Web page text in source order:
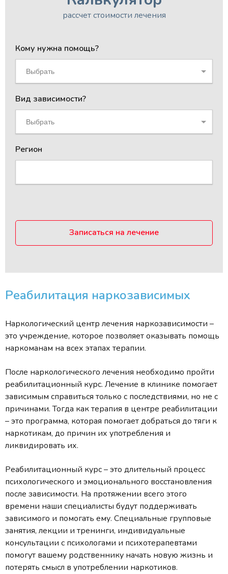
рассчет стоимости лечения
Кому нужна помощь?
Выбрать
Вид зависимости?
Выбрать
Регион
Записаться на лечение
Реабилитация наркозависимых
Наркологический центр лечения наркозависимости –
это учреждение, которое позволяет оказывать помощь
наркоманам на всех этапах терапии.
После наркологического лечения необходимо пройти
реабилитационный курс. Лечение в клинике помогает
зависимым справиться только с последствиями, но не с
причинами. Тогда как терапия в центре реабилитации
– это программа, которая помогает добраться до тяги к
наркотикам, до причин их употребления и
ликвидировать их.
Реабилитационный курс – это длительный процесс
психологического и эмоционального восстановления
после зависимости. На протяжении всего этого
времени наши специалисты будут поддерживать
зависимого и помогать ему. Специальные групповые
занятия, лекции и тренинги, индивидуальные
консультации с психологами и психотерапевтами
помогут вашему родственнику начать новую жизнь и
потерять смысл в употреблении наркотиков.